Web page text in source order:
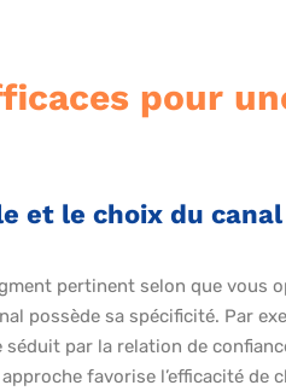
pour
et le choix du
pertinent selon que vous
possède sa spécificité. Par
par la relation de
favorise l’efficacité de